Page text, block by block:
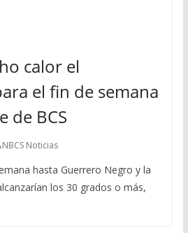
calor el
el fin de semana
de BCS
NBCS Noticias
hasta Guerrero Negro y la
los 30 grados o más,